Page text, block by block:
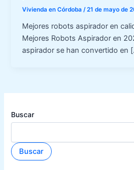
Vivienda en Córdoba /21 de mayo de
Mejores robots aspirador en
Mejores Robots Aspirador en
aspirador se han convertido en
Buscar
Buscar